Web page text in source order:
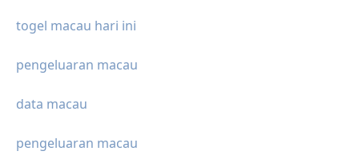
togel macau hari ini
pengeluaran macau
data macau
pengeluaran macau